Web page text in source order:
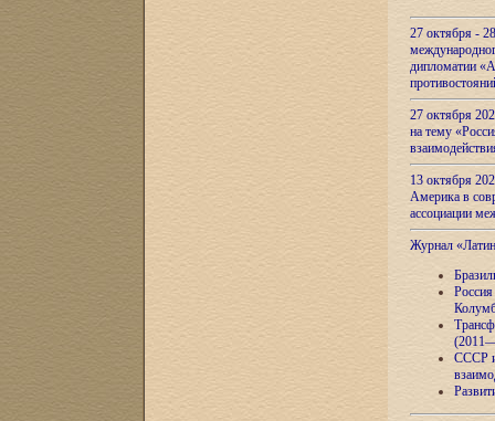
27 октября -
дипломатии
27 октября
на тему
13 октября
Америка в
ассоциации
Журнал
СССР и